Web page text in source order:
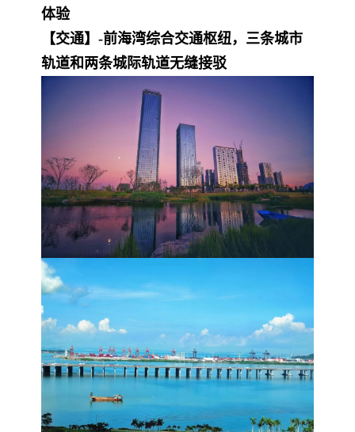
体验
【交通】-前海湾综合交通枢纽，三条城市
轨道和两条城际轨道无缝接驳